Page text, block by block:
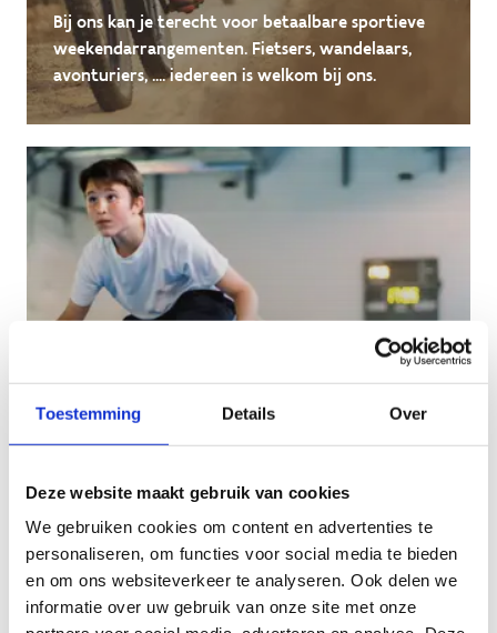
Toestemming Details Over
Deze website maakt gebruik van cookies
We gebruiken cookies om content en advertenties te
personaliseren, om functies voor social media te bieden
en om ons websiteverkeer te analyseren. Ook delen we
informatie over uw gebruik van onze site met onze
Bij ons kan je terecht voor betaalbare sportieve
weekendarrangementen. Fietsers, wandelaars,
avonturiers, .... iedereen is welkom bij ons.
terecht voor een week vol sportief plezier.